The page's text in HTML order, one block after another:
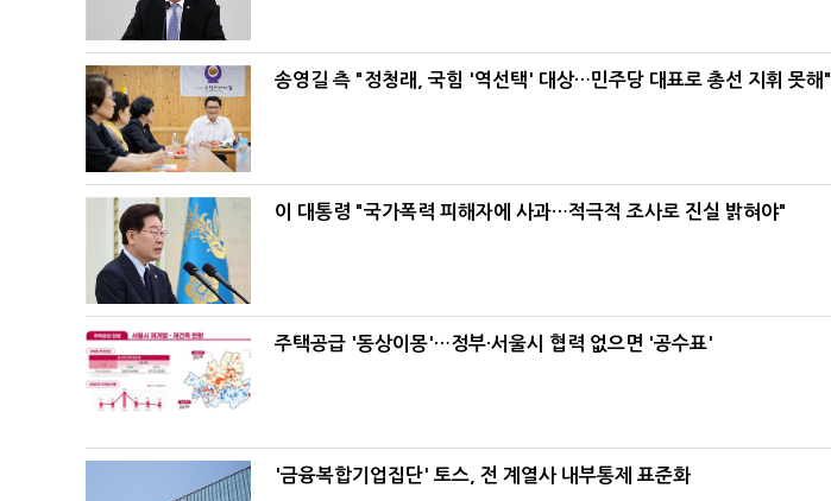
송영길 측 "정청래, 국힘 '역선택' 대상…민주당 대표로 총선 지휘 못해"
이 대통령 "국가폭력 피해자에 사과…적극적 조사로 진실 밝혀야"
주택공급 '동상이몽'…정부·서울시 협력 없으면 '공수표'
'금융복합기업집단' 토스, 전 계열사 내부통제 표준화